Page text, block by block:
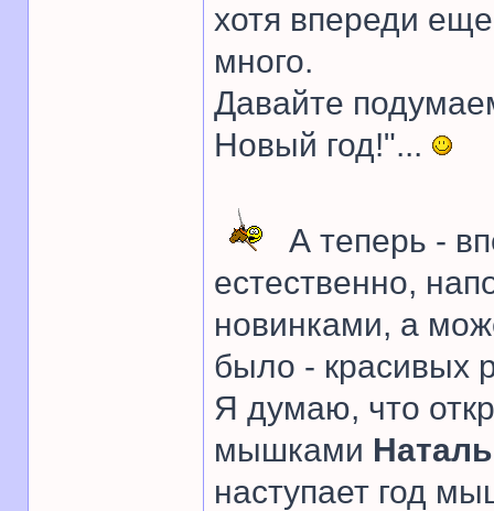
хотя впереди
много.
Давайте
Новый год!"...
А теперь -
естественно,
новинками, а
было - красивых
Я думаю, что
мышками
наступает год